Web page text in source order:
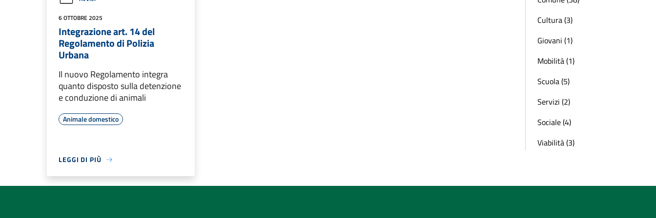
6 OTTOBRE 2025
Integrazione art. 14 del
Regolamento di Polizia
Urbana
Il nuovo Regolamento integra
quanto disposto sulla detenzione
e conduzione di animali
Animale domestico
LEGGI DI PIÙ
Cultura (3)
Giovani (1)
Mobilità (1)
Scuola (5)
Servizi (2)
Sociale (4)
Viabilità (3)